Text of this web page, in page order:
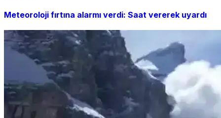
Meteoroloji fırtına alarmı verdi: Saat vererek uyardı